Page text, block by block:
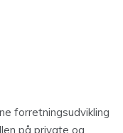
forretningsudvikling
på private og